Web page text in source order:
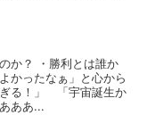
か？ ・勝利とは誰か
かったなぁ」と心から
る！」 「宇宙誕生か
ああ...